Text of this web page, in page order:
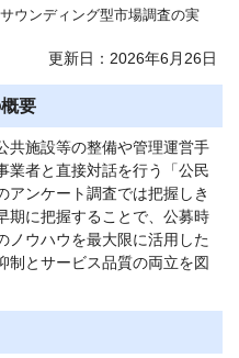
ウンディング型市場調査の実
更新日：2026年6月26日
要
共施設等の整備や管理運営手
業者と直接対話を行う「公民
アンケート調査では把握しき
期に把握することで、公募時
ノウハウを最大限に活用した
制とサービス品質の両立を図